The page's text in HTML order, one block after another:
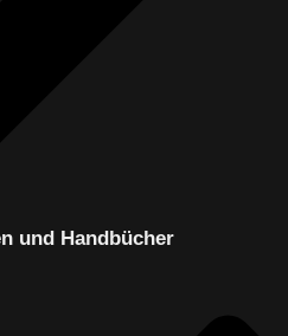
und Handbücher